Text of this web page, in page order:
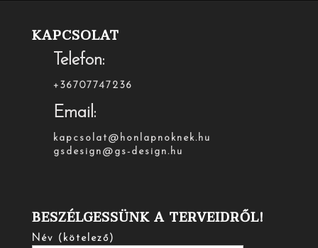
KAPCSOLAT
Telefon:
+36707747236
Email:
kapcsolat@honlapnoknek.hu
gsdesign@gs-design.hu
BESZÉLGESSÜNK A TERVEIDRŐL!
Név (kötelező)